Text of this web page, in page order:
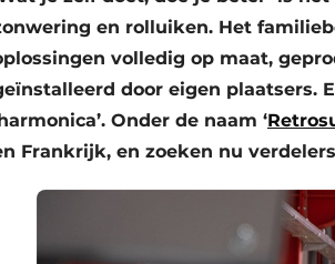
en rolluiken. Het
volledig op maat,
door eigen plaatsers.
Onder de naam ‘
Frankrijk, en zoeken nu